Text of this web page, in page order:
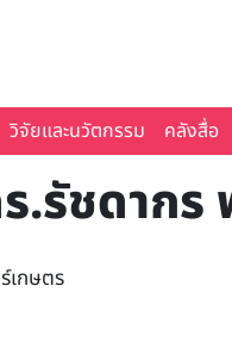
วิจัยและนวัตกรรม คลังสื่อ
.รัชดากร
เกษตร